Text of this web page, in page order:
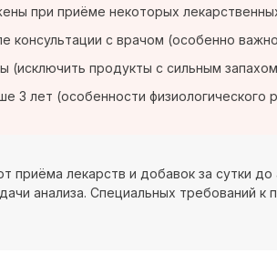
при приёме некоторых
консультации с врачом (особенно
продукты с сильным
3 лет (особенности физиологического
приёма лекарств и добавок за сутки до
анализа. Специальных требований